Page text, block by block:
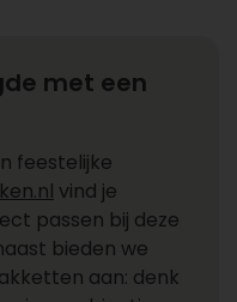
met een
feestelijke
vind je
passen bij deze
bieden we
aan: denk